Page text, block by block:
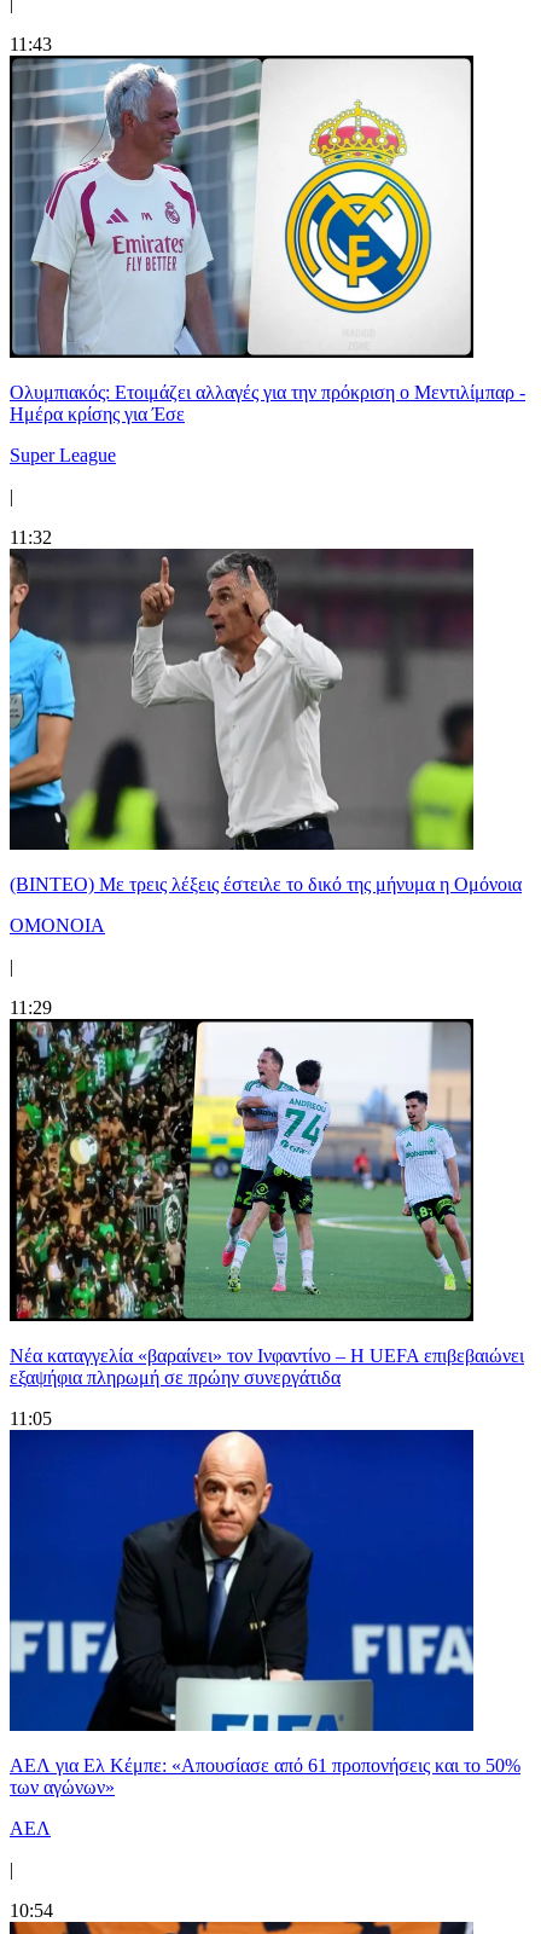
11:43
Ολυμπιακός: Ετοιμάζει αλλαγές για την πρόκριση ο Μεντιλίμπαρ -
Ημέρα κρίσης για Έσε
Super League
|
11:32
(ΒΙΝΤΕΟ) Με τρεις λέξεις έστειλε το δικό της μήνυμα η Ομόνοια
ΟΜΟΝΟΙΑ
|
11:29
Νέα καταγγελία «βαραίνει» τον Ινφαντίνο – Η UEFA επιβεβαιώνει
εξαψήφια πληρωμή σε πρώην συνεργάτιδα
11:05
ΑΕΛ για Ελ Κέμπε: «Απουσίασε από 61 προπονήσεις και το 50%
των αγώνων»
ΑΕΛ
|
10:54